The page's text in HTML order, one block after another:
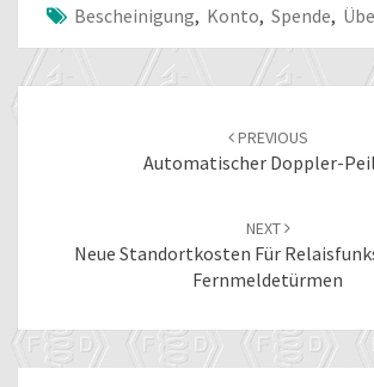
Bescheinigung, Konto, Spende,
Post
PREVIOUS
Automatischer Doppler-
NEXT
Neue Standortkosten Für
Fernmeldetürmen